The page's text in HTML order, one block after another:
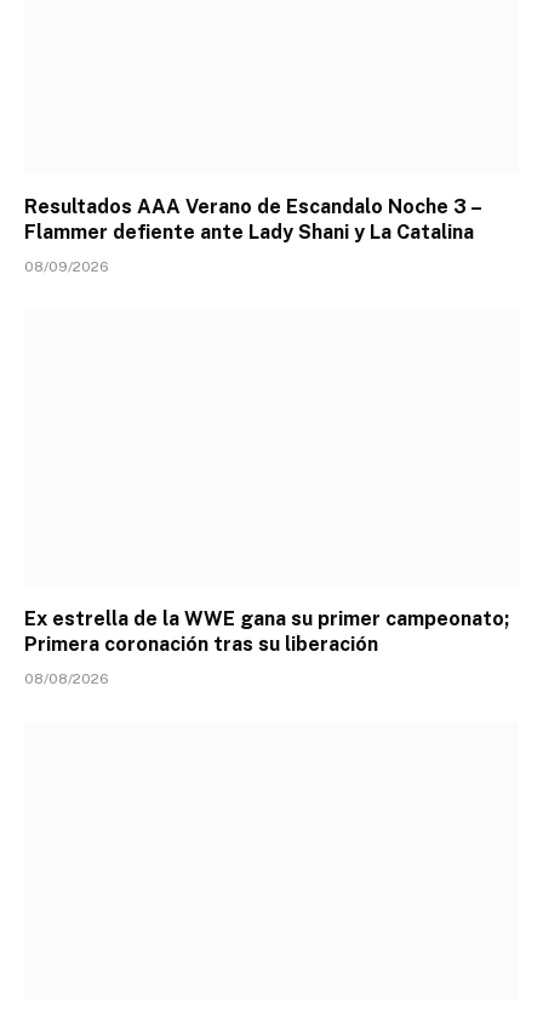
Resultados AAA Verano de Escandalo Noche 3 –
Flammer defiente ante Lady Shani y La Catalina
08/09/2026
Ex estrella de la WWE gana su primer campeonato;
Primera coronación tras su liberación
08/08/2026